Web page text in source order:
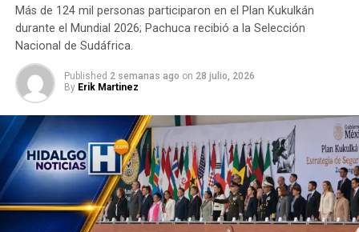
Más de 124 mil personas participaron en el Plan Kukulkán
durante el Mundial 2026; Pachuca recibió a la Selección
Nacional de Sudáfrica.
Published 2 semanas ago on 28 julio, 2026
By Erik Martinez